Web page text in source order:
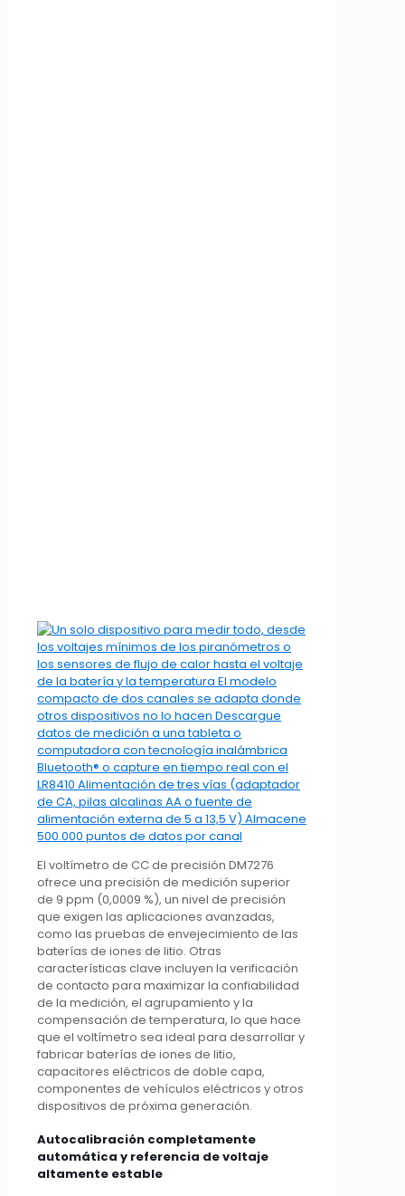
El voltímetro de CC de precisión DM7276
ofrece una precisión de medición superior
de 9 ppm (0,0009 %), un nivel de precisión
que exigen las aplicaciones avanzadas,
como las pruebas de envejecimiento de las
baterías de iones de litio. Otras
características clave incluyen la verificación
de contacto para maximizar la confiabilidad
de la medición, el agrupamiento y la
compensación de temperatura, lo que hace
que el voltímetro sea ideal para desarrollar y
fabricar baterías de iones de litio,
capacitores eléctricos de doble capa,
componentes de vehículos eléctricos y otros
dispositivos de próxima generación.
Autocalibración completamente
automática y referencia de voltaje
altamente estable